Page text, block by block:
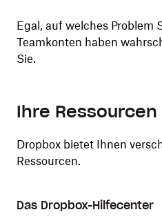
Egal, auf welches Problem
Teamkonten haben
Sie.
Ihre Ressourcen
Dropbox bietet Ihnen
Ressourcen.
Das Dropbox-Hilfecenter